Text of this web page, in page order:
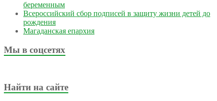
беременным
Всероссийский сбор подписей в защиту жизни детей до
рождения
Магаданская епархия
Мы в соцсетях
Найти на сайте